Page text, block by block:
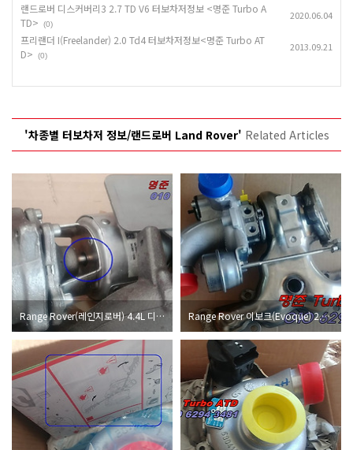
랜드로버 디스커버리3 2.7 TD V6 터보차저정보 <명준 Turbo A
TD>
(0)
2020.06.04
프리랜더 I(Freelander) 2.0 Td4 터보차저정보<명준 Turbo AT
D>
(0)
2013.09.21
'차종별 터보차저 정보/랜드로버 Land Rover' Related Articles
Range Rover(레인지로버) 4.4L 디젤 수입차터보차저정보 <명준 Turbo ATD> Range Rover 이보크(Evoque) 2.0가솔린 240마력 수입차터보차저정보<명준 Turbo ATD>